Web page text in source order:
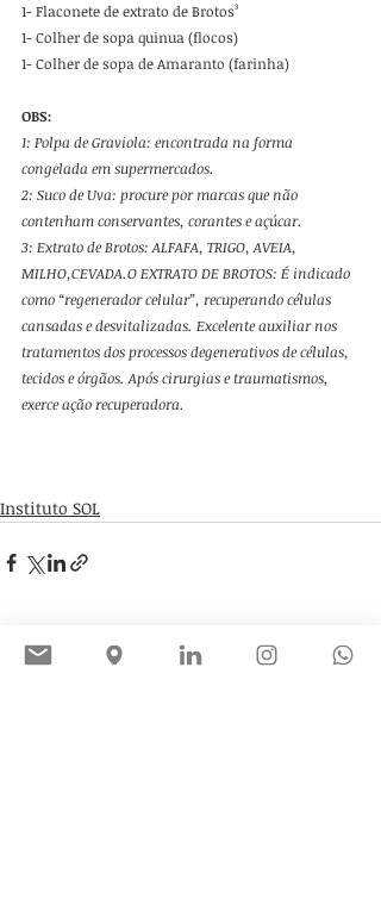
1- Flaconete de extrato de Brotos³
1- Colher de sopa quinua (flocos)
1- Colher de sopa de Amaranto (farinha)
OBS:
1: Polpa de Graviola: encontrada na forma
congelada em supermercados.
2: Suco de Uva: procure por marcas que não
contenham conservantes, corantes e açúcar.
3: Extrato de Brotos: ALFAFA, TRIGO, AVEIA,
MILHO,CEVADA.O EXTRATO DE BROTOS: É indicado
como “regenerador celular”, recuperando células
cansadas e desvitalizadas. Excelente auxiliar nos
tratamentos dos processos degenerativos de células,
tecidos e órgãos. Após cirurgias e traumatismos,
exerce ação recuperadora.
Instituto SOL
Posts recentes Ver tudo